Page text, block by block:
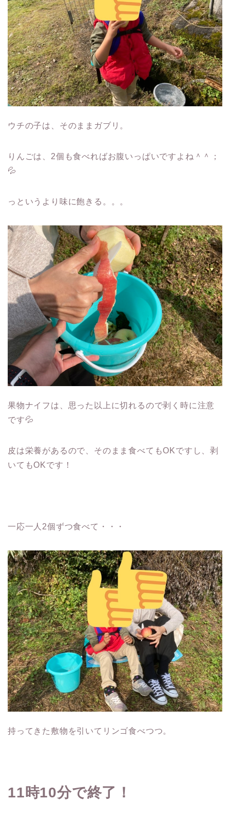
ウチの子は、そのままガブリ。
りんごは、 2個も食べればお腹いっぱいですよね＾＾；
💦
っというより味に飽きる。。。
果物ナイフは、思った以上に切れるので剥く時に注意
です💦
皮は栄養があるので、そのまま食べてもOKですし、剥
いてもOKです！
一応一人2個ずつ食べて・・・
持ってきた敷物を引いてリンゴ食べつつ。
11 時10分で終了！